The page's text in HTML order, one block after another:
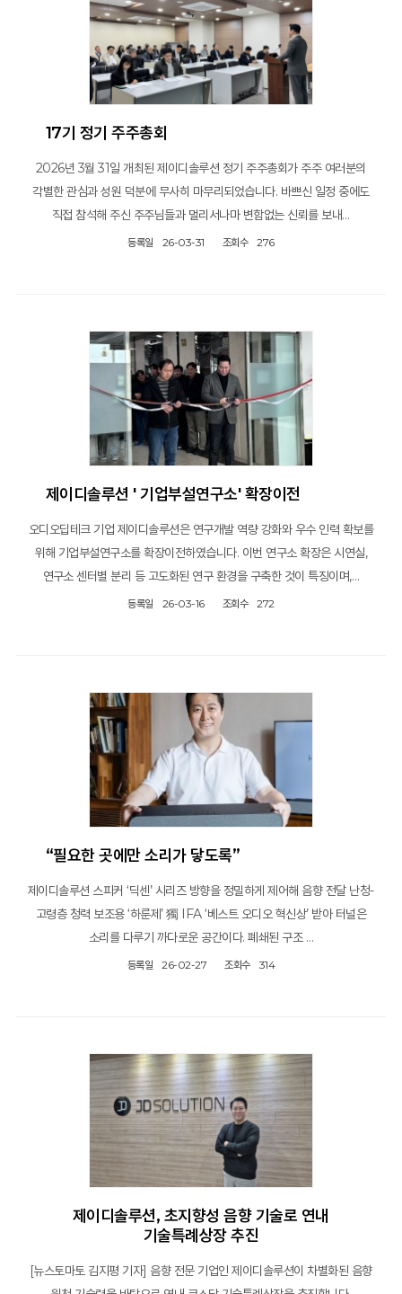
17기 정기 주주총회
2026년 3월 31일 개최된 제이디솔루션 정기 주주총회가 주주 여러분의
각별한 관심과 성원 덕분에 무사히 마무리되었습니다. 바쁘신 일정 중에도
직접 참석해 주신 주주님들과 멀리서나마 변함없는 신뢰를 보내…
등록일 26-03-31 조회수 276
제이디솔루션 ' 기업부설연구소' 확장이전
오디오딥테크 기업 제이디솔루션은 연구개발 역량 강화와 우수 인력 확보를
위해 기업부설연구소를 확장이전하였습니다. 이번 연구소 확장은 시연실,
연구소 센터별 분리 등 고도화된 연구 환경을 구축한 것이 특징이며,…
등록일 26-03-16 조회수 272
“필요한 곳에만 소리가 닿도록”
제이디솔루션 스피커 ‘딕센’ 시리즈 방향을 정밀하게 제어해 음향 전달 난청-
고령층 청력 보조용 ‘하룬제’ 獨 IFA ‘베스트 오디오 혁신상’ 받아 터널은
소리를 다루기 까다로운 공간이다. 폐쇄된 구조 …
등록일 26-02-27 조회수 314
제이디솔루션, 초지향성 음향 기술로 연내
기술특례상장 추진
[뉴스토마토 김지평 기자] 음향 전문 기업인 제이디솔루션이 차별화된 음향